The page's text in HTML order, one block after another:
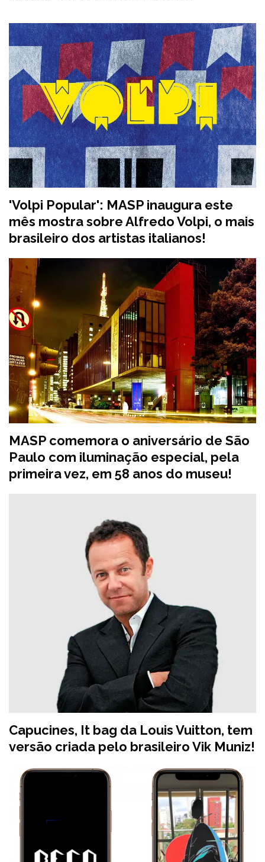
'Volpi Popular': MASP inaugura este
mês mostra sobre Alfredo Volpi, o mais
brasileiro dos artistas italianos!
MASP comemora o aniversário de São
Paulo com iluminação especial, pela
primeira vez, em 58 anos do museu!
Capucines, It bag da Louis Vuitton, tem
versão criada pelo brasileiro Vik Muniz!